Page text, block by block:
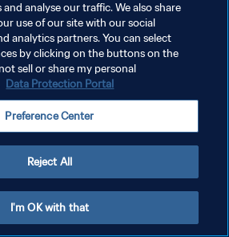
analyse our traffic. We also share
use of our site with our social
analytics partners. You can select
by clicking on the buttons on the
sell or share my personal
Data Protection Portal
Preference Center
Reject All
I'm OK with that